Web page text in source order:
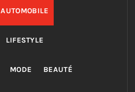
AUTOMOBILE
LIFESTYLE
MODE BEAUTÉ